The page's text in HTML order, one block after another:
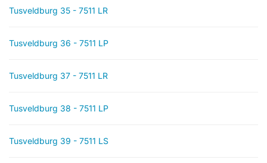
Tusveldburg 35 - 7511 LR
Tusveldburg 36 - 7511 LP
Tusveldburg 37 - 7511 LR
Tusveldburg 38 - 7511 LP
Tusveldburg 39 - 7511 LS